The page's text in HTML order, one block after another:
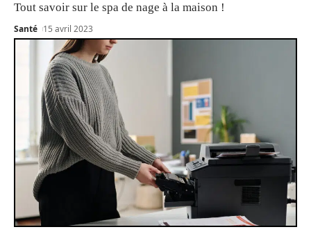
Tout savoir sur le spa de nage à la maison !
Santé 15 avril 2023